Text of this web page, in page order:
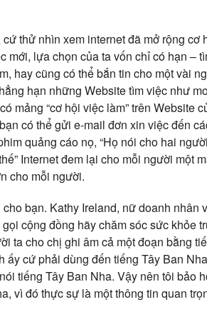
thử nhìn xem internet đã mở rộng cơ
mới, lựa chọn của ta vốn chỉ có hạn –
hay cũng có thể bắn tin cho một vài
hạn những Website tìm việc như
mảng “cơ hội việc làm” trên Website
có thể gửi e-mail đơn xin việc đến
quảng cáo nọ, “Họ nói cho hai
Internet đem lại cho mỗi người một
cho mỗi người.
bạn. Kathy Ireland, nữ doanh nhân
cộng đồng hãy chăm sóc sức khỏe
ta cho chị ghi âm cả một đoạn bằng
ấy cứ phải dùng đến tiếng Tây Ban
tiếng Tây Ban Nha. Vậy nên tôi bảo
vì đó thực sự là một thông tin quan